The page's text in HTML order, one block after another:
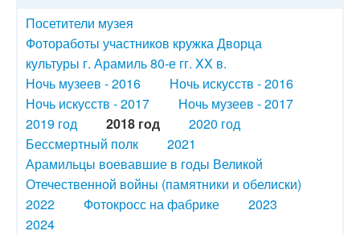
Посетители музея
Фотоработы участников кружка Дворца
культуры г. Арамиль 80-е гг. XX в.
Ночь музеев - 2016
Ночь искусств - 2016
Ночь искусств - 2017
Ночь музеев - 2017
2019 год
2018 год
2020 год
Бессмертный полк
2021
Арамильцы воевавшие в годы Великой
Отечественной войны (памятники и обелиски)
2022
Фотокросс на фабрике
2023
2024